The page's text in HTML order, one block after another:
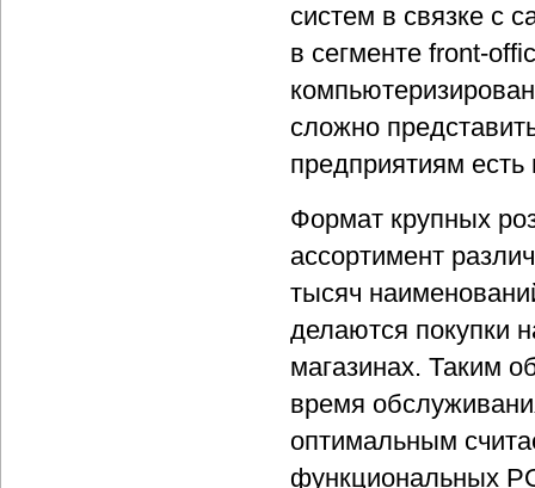
систем в связке с
в сегменте front-
сложно
предприятиям есть
Формат крупных
ассортимент
тысяч
делаются покупки
магазинах. Таким
время
оптимальным
функциональных